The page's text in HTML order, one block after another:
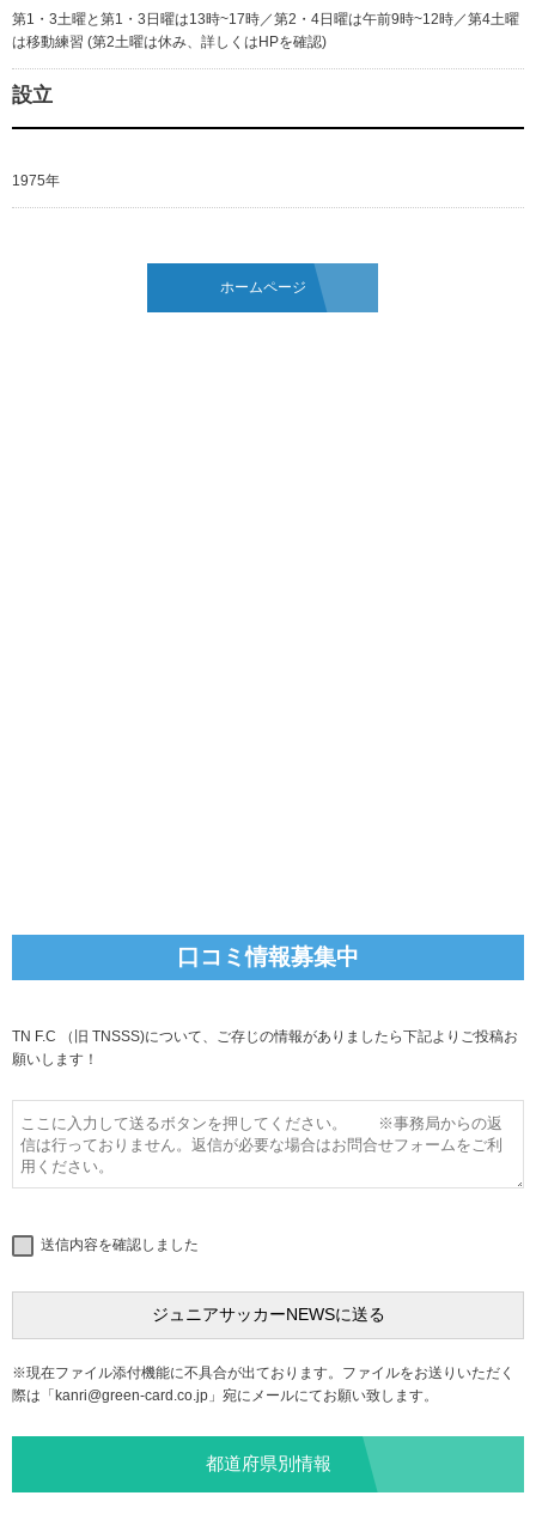
第1・3土曜と第1・3日曜は13時~17時／第2・4日曜は午前9時~12時／第4土曜
は移動練習 (第2土曜は休み、詳しくはHPを確認)
設立
1975年
ホームページ
口コミ情報募集中
TN F.C （旧 TNSSS)について、ご存じの情報がありましたら下記よりご投稿お
願いします！
送信内容を確認しました
※現在ファイル添付機能に不具合が出ております。ファイルをお送りいただく
際は「 kanri@green-card.co.jp 」宛にメールにてお願い致します。
都道府県別情報